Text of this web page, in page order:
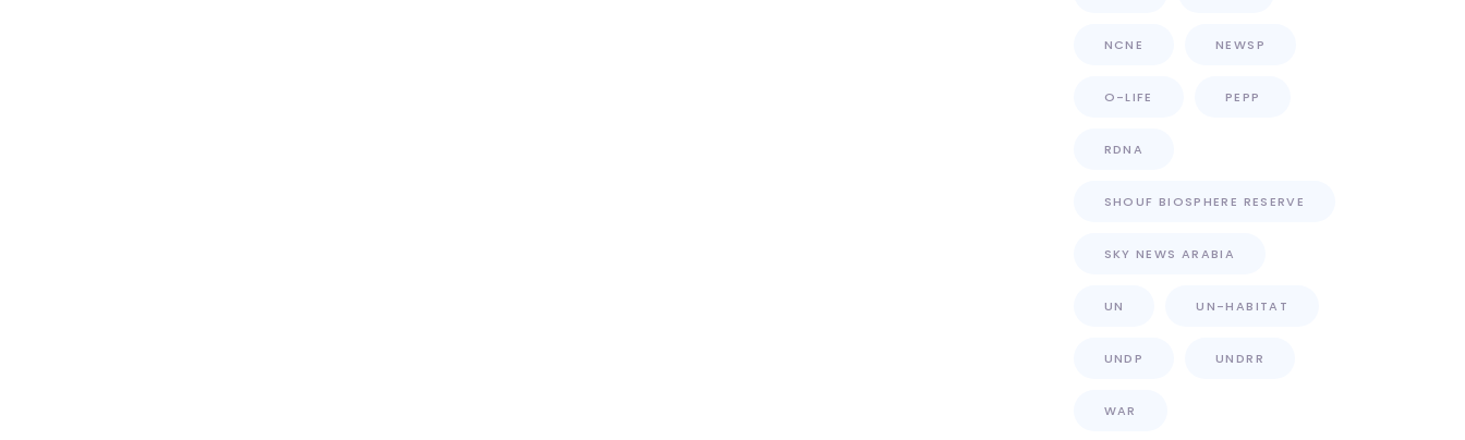
NCNE NEWSP
O-LIFE PEPP
RDNA
SHOUF BIOSPHERE RESERVE
SKY NEWS ARABIA
UN UN-HABITAT
UNDP UNDRR
WAR